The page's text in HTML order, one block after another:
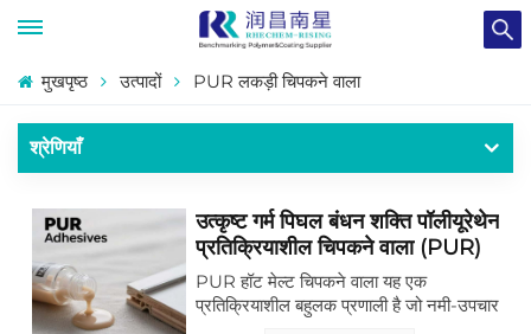
मुखपृष्ठ उत्पादों PUR लकड़ी चिपकने वाला
श्रेणियाँ
उत्कृष्ट गर्म पिघल बंधन शक्ति पॉलीयूरेथेन
प्रतिक्रियाशील चिपकने वाला (PUR)
PUR हॉट मेल्ट चिपकने वाला यह एक
प्रतिक्रियाशील बहुलक प्रणाली है जो नमी-उपचार